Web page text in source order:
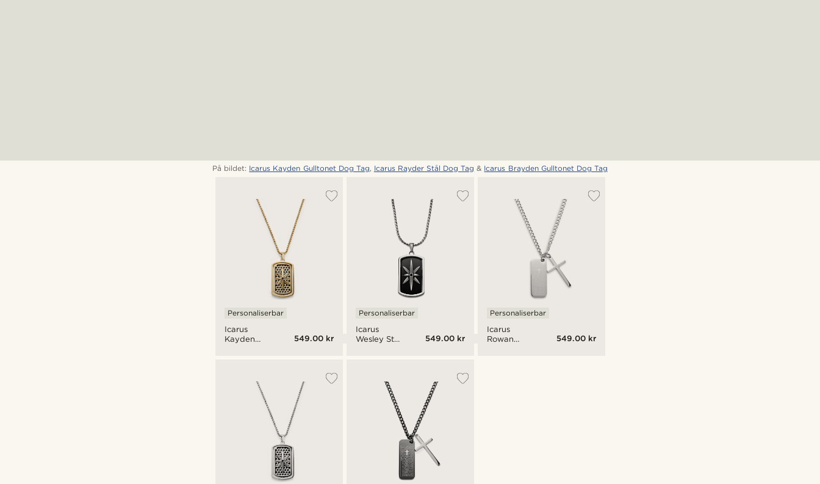
På bildet: Icarus Kayden Gulltonet Dog Tag, Icarus Rayder Stål Dog Tag & Icarus Brayden Gulltonet Dog Tag
Icarus
Kayden
Personaliserbar
549.00 kr
Icarus
Wesley Stål
Personaliserbar
549.00 kr
Icarus
Rowan
Personaliserbar
549.00 kr